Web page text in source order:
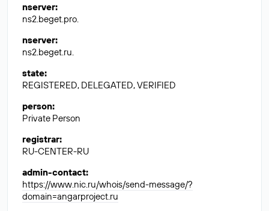
nserver:
ns2.beget.pro.
nserver:
ns2.beget.ru.
state:
REGISTERED, DELEGATED, VERIFIED
person:
Private Person
registrar:
RU-CENTER-RU
admin-contact:
https://www.nic.ru/whois/send-message/?
domain=angarproject.ru